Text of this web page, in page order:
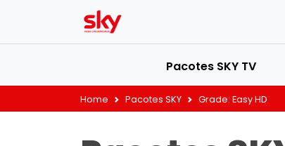
Pacotes SKY TV
Home Pacotes SKY Grade: Easy HD